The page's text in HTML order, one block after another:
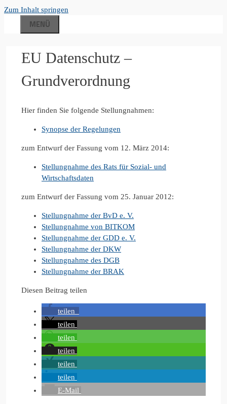
Zum Inhalt springen
MENÜ
EU Datenschutz –
Grundverordnung
Hier finden Sie folgende Stellungnahmen:
Synopse der Regelungen
zum Entwurf der Fassung vom 12. März 2014:
Stellungnahme des Rats für Sozial- und
Wirtschaftsdaten
zum Entwurf der Fassung vom 25. Januar 2012:
Stellungnahme der BvD e. V.
Stellungnahme von BITKOM
Stellungnahme der GDD e. V.
Stellungnahme der DKW
Stellungnahme des DGB
Stellungnahme der BRAK
Diesen Beitrag teilen
teilen
teilen
teilen
teilen
teilen
teilen
E-Mail